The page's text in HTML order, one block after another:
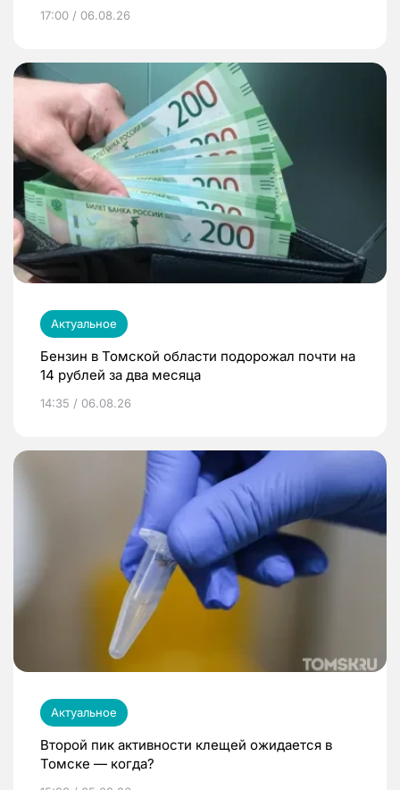
17:00 / 06.08.26
Актуальное
Бензин в Томской области подорожал почти на
14 рублей за два месяца
14:35 / 06.08.26
Актуальное
Второй пик активности клещей ожидается в
Томске — когда?